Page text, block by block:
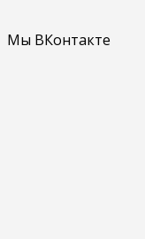
Мы ВКонтакте